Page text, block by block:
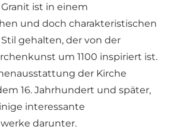
ist in einem
und doch charakteristischen
gehalten, der von der
um 1100 inspiriert ist.
der Kirche
16. Jahrhundert und später,
interessante
darunter.